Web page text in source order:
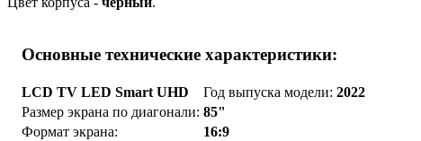
Основные технические характеристики:
LCD TV LED Smart UHD Год выпуска модели:2022
Размер экрана по диагонали: 85"
Формат экрана:
16:9